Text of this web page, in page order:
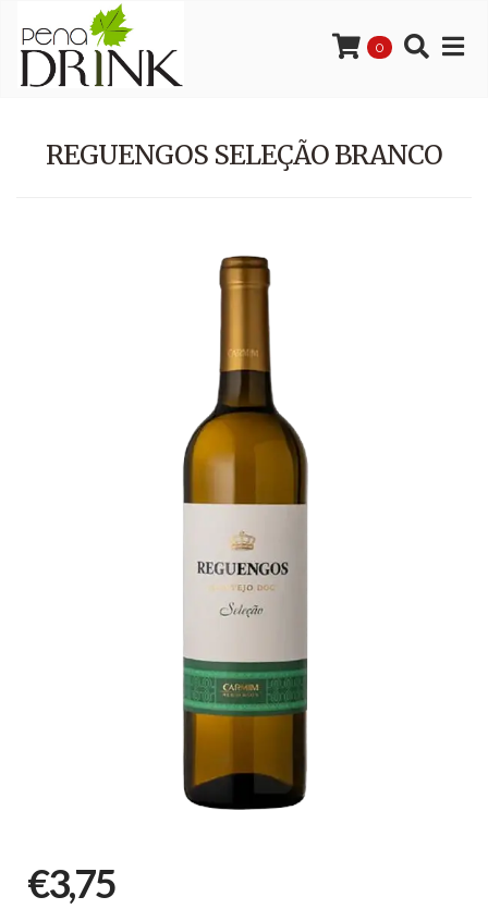
0
REGUENGOS SELEÇÃO BRANCO
€3,75